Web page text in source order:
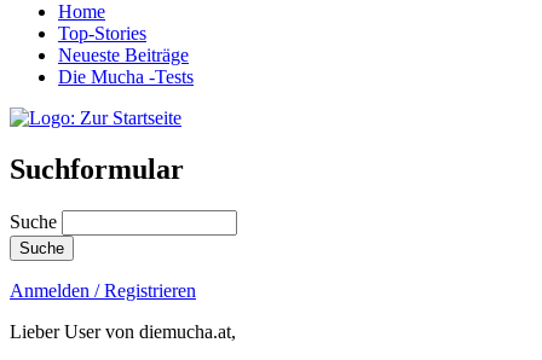
Home
Top-Stories
Neueste Beiträge
Die Mucha -Tests
Suchformular
Suche
Anmelden / Registrieren
Lieber User von diemucha.at,